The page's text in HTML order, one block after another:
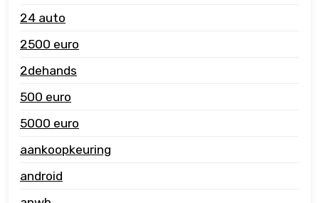
24 auto
2500 euro
2dehands
500 euro
5000 euro
aankoopkeuring
android